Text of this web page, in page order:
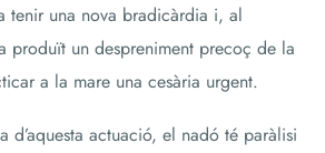
tenir una nova bradicàrdia i, al
produït un despreniment precoç de la
a la mare una cesària urgent.
d’aquesta actuació, el nadó té paràlisi